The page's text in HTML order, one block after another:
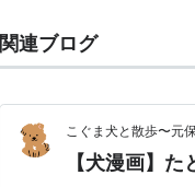
関連ブログ
こぐま犬と散歩〜元
【犬漫画】